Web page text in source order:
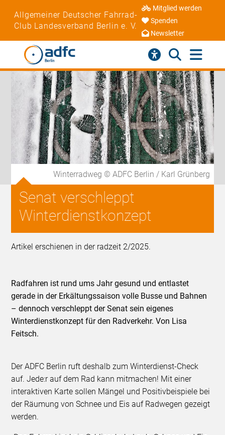
Allgemeiner Deutscher Fahrrad-
Club Landesverband Berlin e. V.
Mitglied werden
Spenden
Newsletter
Winterradweg © ADFC Berlin / Karl Grünberg
Senat verschleppt
Winterdienstkonzept
Artikel erschienen in der radzeit 2/2025.
Radfahren ist rund ums Jahr gesund und entlastet
gerade in der Erkältungssaison volle Busse und Bahnen
– dennoch verschleppt der Senat sein eigenes
Winterdienstkonzept für den Radverkehr. Von Lisa
Feitsch.
Der ADFC Berlin ruft deshalb zum Winterdienst-Check
auf. Jede:r auf dem Rad kann mitmachen! Mit einer
interaktiven Karte sollen Mängel und Positivbeispiele bei
der Räumung von Schnee und Eis auf Radwegen gezeigt
werden.